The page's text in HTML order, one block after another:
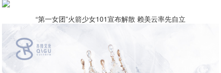
“第一女团”火箭少女101宣布解散 赖美云率先自立